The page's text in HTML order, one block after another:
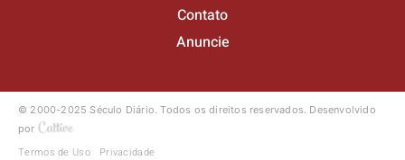
Contato
Anuncie
© 2000-2025 Século Diário.Todos os direitos reservados. Desenvolvido
por
Termos de Uso Privacidade